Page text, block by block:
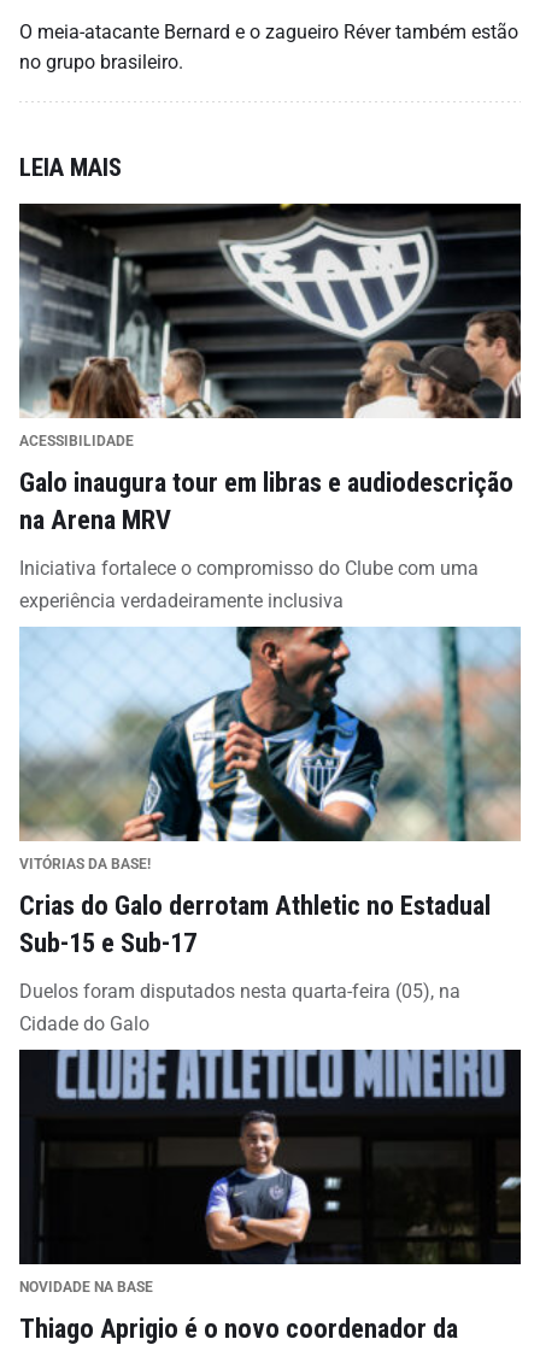
O meia-atacante Bernard e o zagueiro Réver também estão
no grupo brasileiro.
LEIA MAIS
ACESSIBILIDADE
Galo inaugura tour em libras e audiodescrição
na Arena MRV
Iniciativa fortalece o compromisso do Clube com uma
experiência verdadeiramente inclusiva
VITÓRIAS DA BASE!
Crias do Galo derrotam Athletic no Estadual
Sub-15 e Sub-17
Duelos foram disputados nesta quarta-feira (05), na
Cidade do Galo
NOVIDADE NA BASE
Thiago Aprigio é o novo coordenador da